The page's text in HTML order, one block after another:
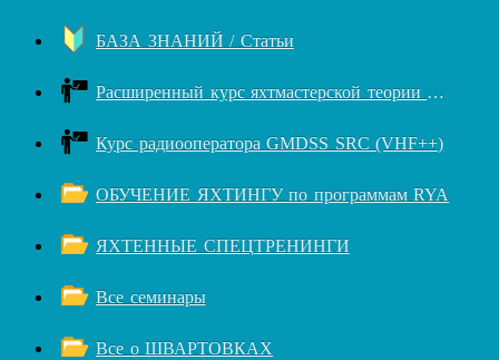
БАЗА ЗНАНИЙ / Статьи
Расширенный курс яхтмастерской теории RYA++
Курс радиооператора GMDSS SRC (VHF++)
ОБУЧЕНИЕ ЯХТИНГУ по программам RYA
ЯХТЕННЫЕ СПЕЦТРЕНИНГИ
Все семинары
Все о ШВАРТОВКАХ